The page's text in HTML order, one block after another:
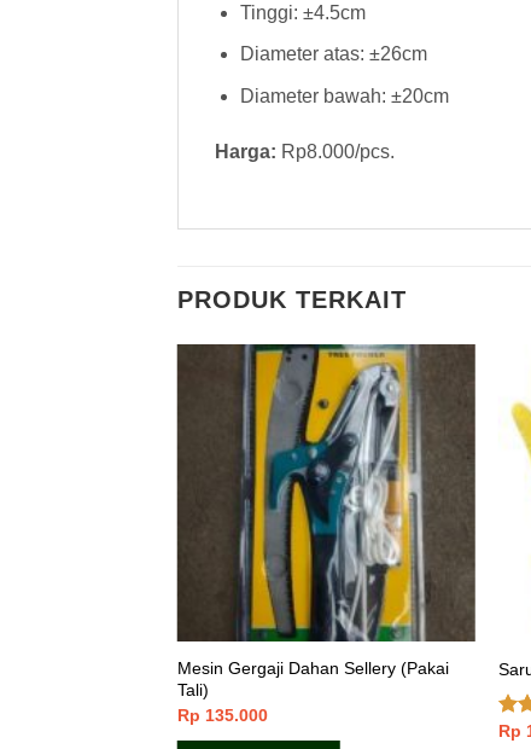
Tinggi: ±4.5cm
Diameter atas: ±26cm
Diameter bawah: ±20cm
Harga: Rp8.000/pcs.
PRODUK TERKAIT
Mesin Gergaji Dahan Sellery (Pakai
Tali)
Rp 135.000
Rp